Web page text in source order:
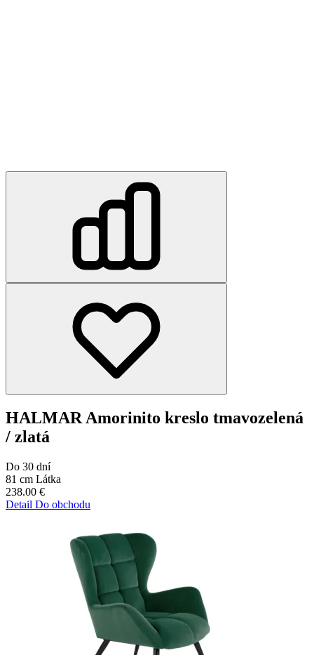
HALMAR Amorinito kreslo tmavozelená
/ zlatá
Do 30 dní
81 cm Látka
238.00 €
Detail Do obchodu